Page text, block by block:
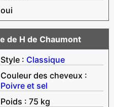
oui
de H de Chaumont
Style : Classique
Couleur des cheveux :
Poivre et sel
Poids : 75 kg